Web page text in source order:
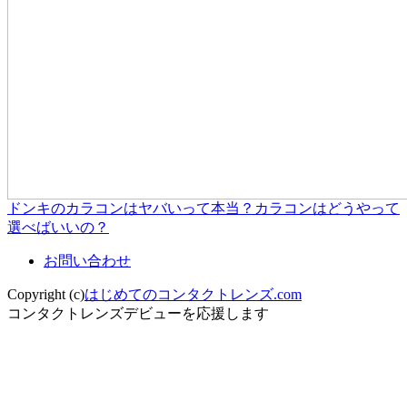
ドンキのカラコンはヤバいって本当？カラコンはどうやって
選べばいいの？
お問い合わせ
Copyright (c)はじめてのコンタクトレンズ.com
コンタクトレンズデビューを応援します